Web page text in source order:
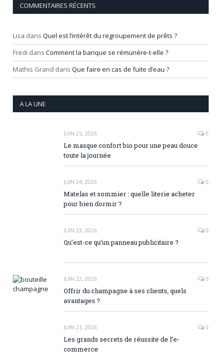
COMMENTAIRES RÉCENTS
Lisa dans Quel est l’intérêt du regroupement de prêts ?
Fredi dans Comment la banque se rémunère-t-elle ?
Mathis Grand dans Que faire en cas de fuite d’eau ?
A LA UNE
JUIN 25, 2026 0
Le masque confort bio pour une peau douce
toute la journée
JUIN 24, 2026 0
Matelas et sommier : quelle literie acheter
pour bien dormir ?
JUIN 23, 2026 0
Qu’est-ce qu’un panneau publicitaire ?
JUIN 22, 2026 0
Offrir du champagne à ses clients, quels
avantages ?
JUIN 21, 2026 0
Les grands secrets de réussite de l’e-
commerce